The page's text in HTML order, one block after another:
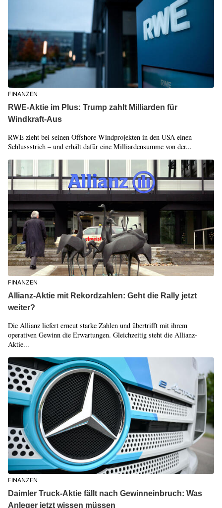
FINANZEN
RWE-Aktie im Plus: Trump zahlt Milliarden für
Windkraft-Aus
RWE zieht bei seinen Offshore-Windprojekten in den USA einen
Schlussstrich – und erhält dafür eine Milliardensumme von der...
FINANZEN
Allianz-Aktie mit Rekordzahlen: Geht die Rally jetzt
weiter?
Die Allianz liefert erneut starke Zahlen und übertrifft mit ihrem
operativen Gewinn die Erwartungen. Gleichzeitig steht die Allianz-
Aktie...
FINANZEN
Daimler Truck-Aktie fällt nach Gewinneinbruch: Was
Anleger jetzt wissen müssen